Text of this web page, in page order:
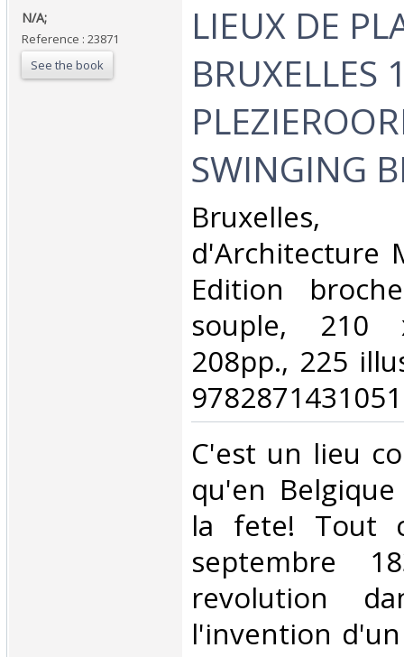
‎N/A;‎
Reference : 23871
See the book
‎LIEUX DE
BRUXELLES
SWINGING
d'Architecture
Edition
souple,
208pp., 225
‎C'est un lieu
qu'en
la fete! Tout
septembre
revolution
l'invention